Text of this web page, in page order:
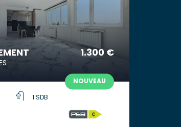
1.300 €
NOUVEAU
1 SDB